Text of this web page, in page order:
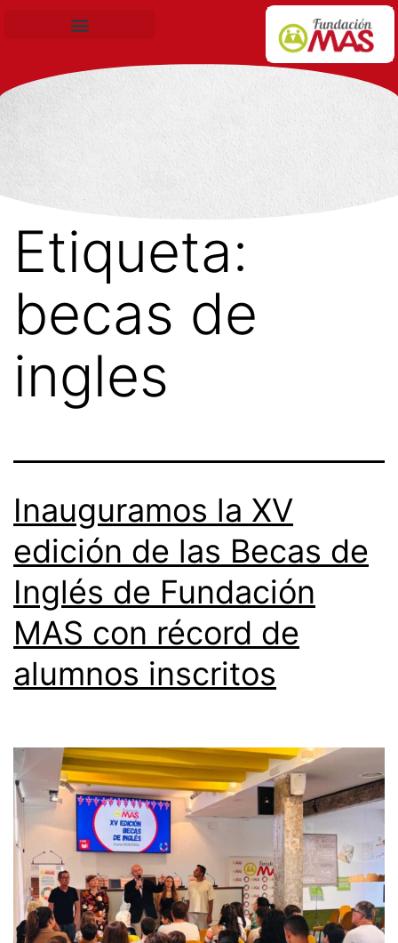
Etiqueta:
becas de
ingles
Inauguramos la XV
edición de las Becas de
Inglés de Fundación
MAS con récord de
alumnos inscritos